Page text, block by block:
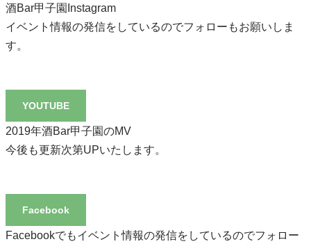
酒Bar甲子園Instagram
イベント情報の発信をしているのでフォローもお願いしま
す。
YOUTUBE
2019年酒Bar甲子園のMV
今後も更新次第UPいたします。
Facebook
Facebookでもイベント情報の発信をしているのでフォロー